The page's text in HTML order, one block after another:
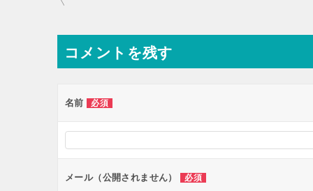
ナ
ビ
ー
ョ
ン
コメントを残す
名前 必須
メール（公開されません） 必須